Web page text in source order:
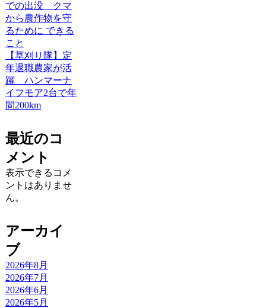
での出没 クマ
から農作物を守
るために できる
こと
【草刈り隊】定
年退職農家が活
躍 ハンマーナ
イフモア2台で年
間200km
最近のコ
メント
表示できるコメ
ントはありませ
ん。
アーカイ
ブ
2026年8月
2026年7月
2026年6月
2026年5月